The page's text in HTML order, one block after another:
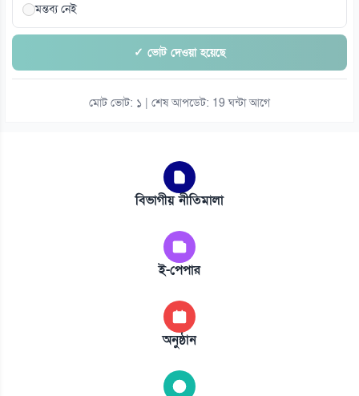
মন্তব্য নেই
✓ ভোট দেওয়া হয়েছে
মোট ভোট: ১ | শেষ আপডেট: 19 ঘন্টা আগে
বিভাগীয় নীতিমালা
ই-পেপার
অনুষ্ঠান